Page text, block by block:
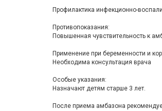
Профилактика инфекционно-
Противопоказания:
Повышенная чувствительность к
Применение при беременности и
Необходима консультация врача
Особые указания:
Назначают детям старше 3 лет.
После приема амбазона